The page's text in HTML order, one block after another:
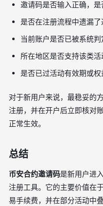
邀请码是否输入正确，是
是否在注册流程中遗漏了
当前账户是否已被系统判
所在地区是否支持该类活
是否已过活动有效期或权
对于新用户来说，最稳妥的
注册，并在开户后立即核对
正常生效。
总结
币安合约邀请码是新用户进
注册工具。它的主要价值在
易手续费，并在部分活动中